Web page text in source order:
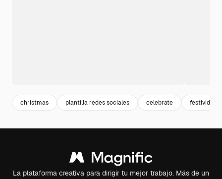
christmas plantilla redes sociales celebrate festividad
La plataforma creativa para dirigir tu mejor trabajo. Más de un